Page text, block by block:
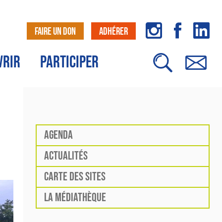
FAIRE UN DON ADHÉRER
PARTICIPER
AGENDA
ACTUALITÉS
CARTE DES SITES
LA MÉDIATHÈQUE